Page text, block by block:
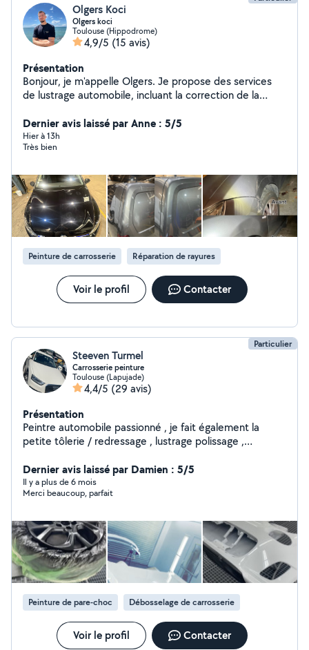
Olgers Koci
Olgers koci
Toulouse (Hippodrome)
4,9/5 (15 avis)
Présentation
Bonjour, je m'appelle Olgers. Je propose des services
de lustrage automobile, incluant la correction de la
légers de la carrosserie. Grâce à un travail soigné et des
produits de qualité, je redonne à votre véhicule
brillance, profondeur de couleur et un aspect comme
voiture ou améliorer sa finition, je travaille avec sérieux,
précision et passion pour un résultat durable et visible.
N'hésitez pas à me contacter pour plus d'informations.
Dernier avis laissé par Anne : 5/5
Hier à 13h
Très bien
Peinture de carrosserie Réparation de rayures
Voir le profil Contacter
Particulier
Steeven Turmel
Carrosserie peinture
Toulouse (Lapujade)
4,4/5 (29 avis)
Présentation
Peintre automobile passionné , je fait également la
petite tôlerie / redressage , lustrage polissage ,
de cire protectrice , je serais ravis de vous proposer
mes service de réparation et de peinture automobile.
Dernier avis laissé par Damien : 5/5
Il y a plus de 6 mois
Merci beaucoup, parfait
Peinture de pare-choc Débosselage de carrosserie
Voir le profil Contacter